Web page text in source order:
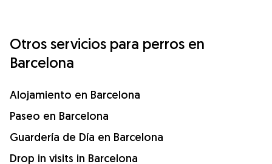
Otros servicios para perros en
Barcelona
Alojamiento en Barcelona
Paseo en Barcelona
Guardería de Día en Barcelona
Drop in visits in Barcelona